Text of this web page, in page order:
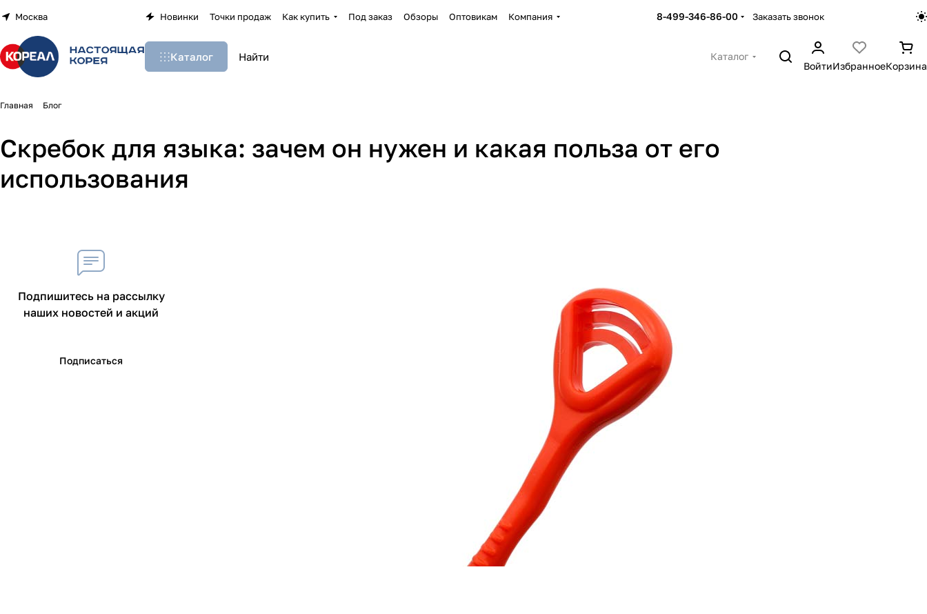
Москва Новинки Точки продаж Как купить Под заказ Обзоры Оптовикам Компания 8-499-346-86-00 Заказать звонок
Каталог
Каталог
ВойтиИзбранноеКорзина
Главная Блог
Скребок для языка: зачем он нужен и какая польза от его
использования
Подпишитесь на рассылку
наших новостей и акций
Подписаться